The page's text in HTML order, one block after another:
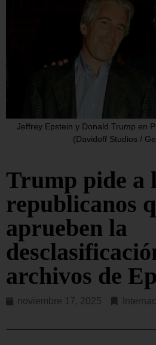
Jeffrey Epstein y Donald Trump en
(Davidoff Studios /
Trump pide a
republicanos
aprueben la
archivos de
noviembre 17, 2025